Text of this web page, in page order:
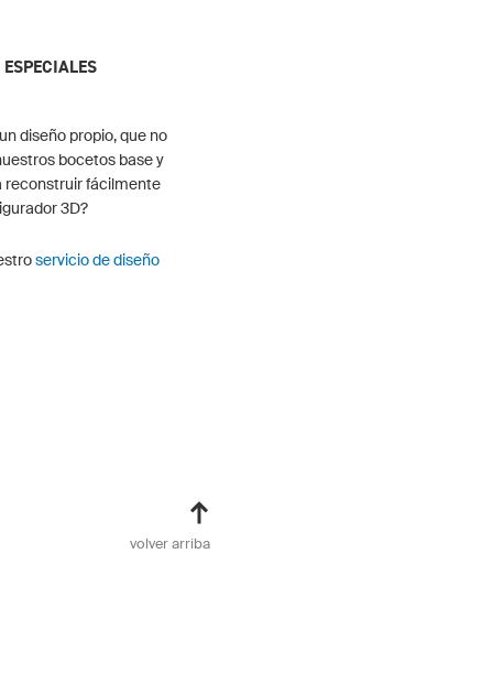
diseño propio, que no
bocetos base y
reconstruir fácilmente
3D?
servicio de diseño
volver arriba